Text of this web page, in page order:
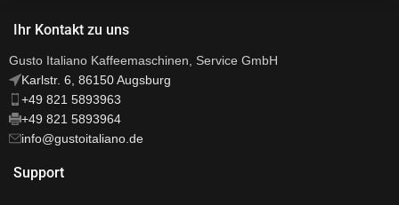
Ihr Kontakt zu uns
Gusto Italiano Kaffeemaschinen, Service GmbH
Karlstr. 6, 86150 Augsburg
+49 821 5893963
+49 821 5893964
info@gustoitaliano.de
Support